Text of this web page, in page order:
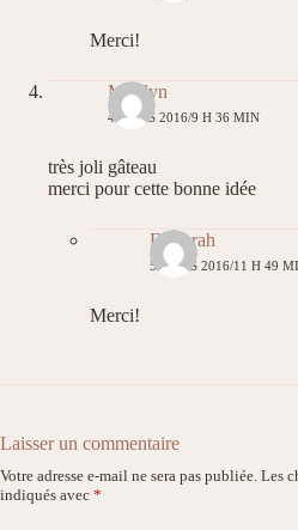
Merci!
Marilyn
4 MARS 2016/9 H 36 MIN
très joli gâteau
merci pour cette bonne idée
Déborah
5 MARS 2016/11 H 49
Merci!
Laisser un commentaire
Votre adresse e-mail ne sera pas publiée. Les
indiqués avec *